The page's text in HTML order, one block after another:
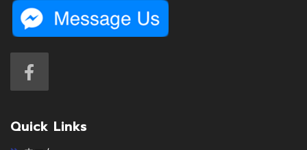
Quick Links